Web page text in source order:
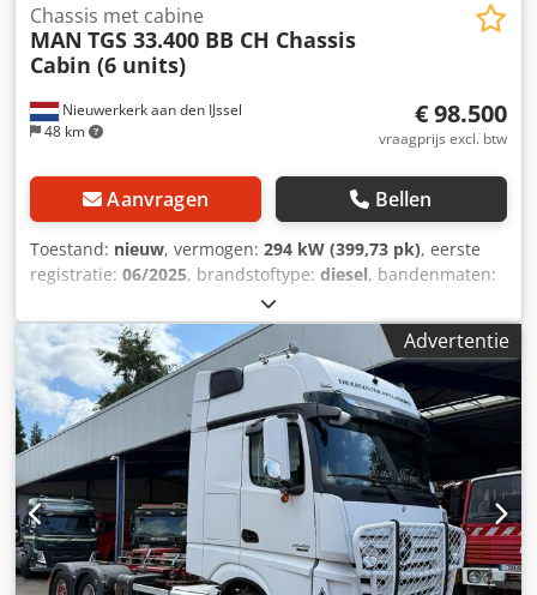
Nieuwerkerk aan den IJssel
48 km
Chassis met cabine
MAN TGS 33.400 BB CH Chassis
Cabin (6 units)
€ 98.500
vraagprijs excl. btw
Aanvragen Bellen
Toestand: nieuw, vermogen: 294 kW (399,73 pk), eerste
registratie: 06/2025, brandstoftype: diesel, bandenmaten:
, asconfiguratie:6x4
brandstof:diesel, brandstoftankcapaciteit:400 l, kleur:wit,
bestuurderscabine:dagcabine, soort overbrenging:
automatisch, emissieklasse:euro2 , ophanging:
totale lengte:9.330 mm, totale breedte:2.500 mm, totale
hoogte:2.950 mm , Bouwjaar:2025, Uitrusting:
airconditioning , = Verdere opties en accessoires = -
Bladvering - PTO (aandrijfas) - Zonnescherm =
Opmerkingen = Brandstoftank: 400 liter Airconditioning =
Verdere informatie = Technische gegevens Aantal
cilinders: 6 Motorinhoud: 10.518 cc Transmissie
Versnellingsbak: TipMatic 12.28 OD, automatisch
Advertentie